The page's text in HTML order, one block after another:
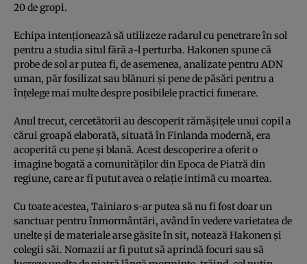
20 de gropi.
Echipa intenționează să utilizeze radarul cu penetrare în sol
pentru a studia situl fără a-l perturba. Hakonen spune că
probe de sol ar putea fi, de asemenea, analizate pentru ADN
uman, păr fosilizat sau blănuri și pene de păsări pentru a
înțelege mai multe despre posibilele practici funerare.
Anul trecut, cercetătorii au descoperit rămășițele unui copil a
cărui groapă elaborată, situată în Finlanda modernă, era
acoperită cu pene și blană. Acest descoperire a oferit o
imagine bogată a comunităților din Epoca de Piatră din
regiune, care ar fi putut avea o relație intimă cu moartea.
Cu toate acestea, Tainiaro s-ar putea să nu fi fost doar un
sanctuar pentru înmormântări, având în vedere varietatea de
unelte și de materiale arse găsite în sit, notează Hakonen și
colegii săi. Nomazii ar fi putut să aprindă focuri sau să